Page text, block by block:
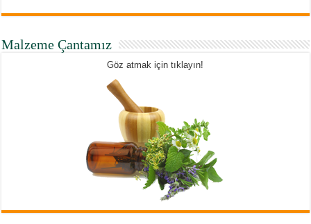
Malzeme Çantamız
Göz atmak için tıklayın!